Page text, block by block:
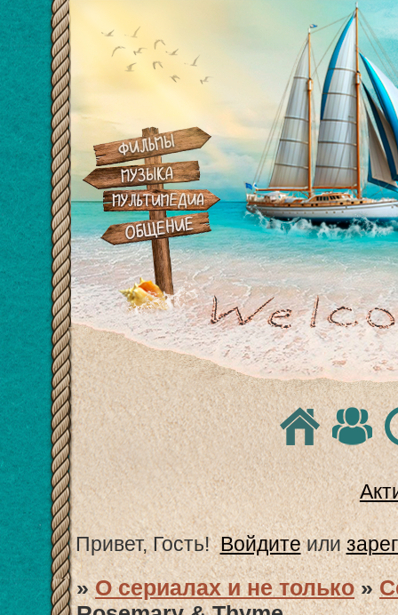
Привет, Гость! Войдитеили
»О сериалах и не только »